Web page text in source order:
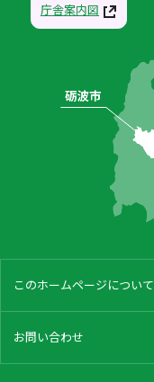
庁舎案内図
このホームページについて
お問い合わせ